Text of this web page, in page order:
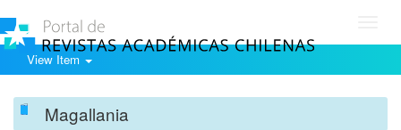
View Item
Magallania